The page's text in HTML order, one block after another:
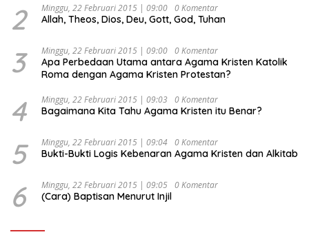
Ekonomi Politik Indonesia) & Simposium Nasional
“Urgensi Undang-Undang Perekonomian Nasional dan
Indonesia Emas 2045”,
2 Minggu, 22 Februari 2015 | 09:00 0 Komentar
Allah, Theos, Dios, Deu, Gott, God, Tuhan
3 Minggu, 22 Februari 2015 | 09:00 0 Komentar
Apa Perbedaan Utama antara Agama Kristen Katolik
Roma dengan Agama Kristen Protestan?
4 Minggu, 22 Februari 2015 | 09:03 0 Komentar
Bagaimana Kita Tahu Agama Kristen itu Benar?
5 Minggu, 22 Februari 2015 | 09:04 0 Komentar
Bukti-Bukti Logis Kebenaran Agama Kristen dan Alkitab
6 Minggu, 22 Februari 2015 | 09:05 0 Komentar
(Cara) Baptisan Menurut Injil